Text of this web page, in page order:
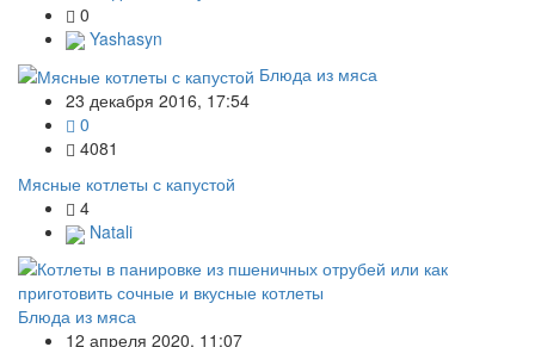
0
Yashasyn
Блюда из мяса
23 декабря 2016, 17:54
0
4081
Мясные котлеты с капустой
4
Natali
Блюда из мяса
12 апреля 2020, 11:07